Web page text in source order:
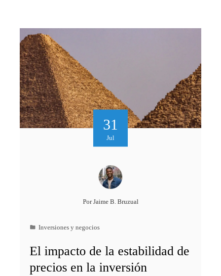
31
Jul
PorJaime B. Bruzual
Inversiones y negocios
El impacto de la estabilidad de
precios en la inversión